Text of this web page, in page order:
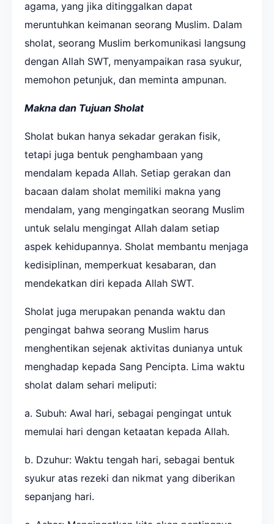
agama, yang jika ditinggalkan dapat
meruntuhkan keimanan seorang Muslim. Dalam
sholat, seorang Muslim berkomunikasi langsung
dengan Allah SWT, menyampaikan rasa syukur,
memohon petunjuk, dan meminta ampunan.
Makna dan Tujuan Sholat
Sholat bukan hanya sekadar gerakan fisik,
tetapi juga bentuk penghambaan yang
mendalam kepada Allah. Setiap gerakan dan
bacaan dalam sholat memiliki makna yang
mendalam, yang mengingatkan seorang Muslim
untuk selalu mengingat Allah dalam setiap
aspek kehidupannya. Sholat membantu menjaga
kedisiplinan, memperkuat kesabaran, dan
mendekatkan diri kepada Allah SWT.
Sholat juga merupakan penanda waktu dan
pengingat bahwa seorang Muslim harus
menghentikan sejenak aktivitas dunianya untuk
menghadap kepada Sang Pencipta. Lima waktu
sholat dalam sehari meliputi:
a. Subuh: Awal hari, sebagai pengingat untuk
memulai hari dengan ketaatan kepada Allah.
b. Dzuhur: Waktu tengah hari, sebagai bentuk
syukur atas rezeki dan nikmat yang diberikan
sepanjang hari.